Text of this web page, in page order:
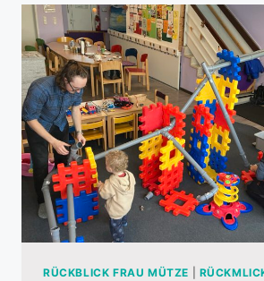
15.
NOVEMBER
RÜCKBLICK FRAU MÜTZE